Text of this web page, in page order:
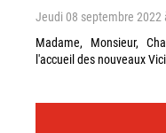
Jeudi 08 septembre 2022
Madame, Monsieur,
l'accueil des nouveaux